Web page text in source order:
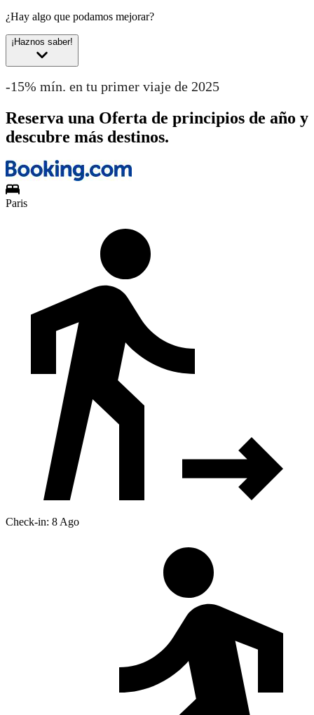
¿Hay algo que podamos mejorar?
¡Haznos saber!
-15% mín. en tu primer viaje de 2025
Reserva una Oferta de principios de año y
descubre más destinos.
Paris
Check-in: 8 Ago